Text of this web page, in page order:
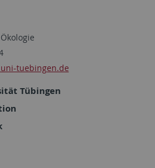
tuebingen.de
Tübingen